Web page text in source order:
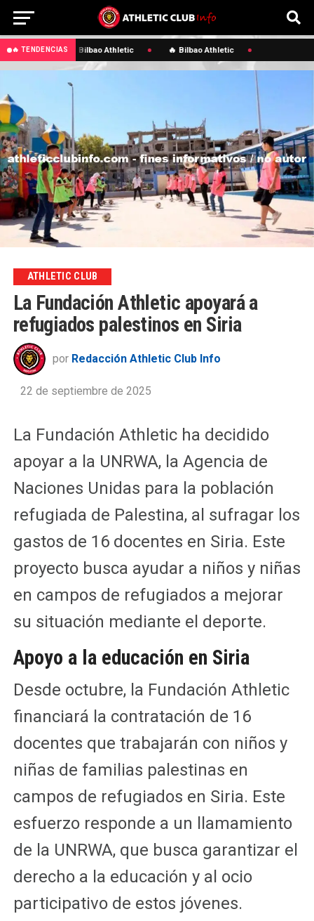
🔥 TENDENCIAS🔥 Bilbao Athletic 🔥 Bilbao Athletic
ATHLETIC CLUB
La Fundación Athletic apoyará a
refugiados palestinos en Siria
por Redacción Athletic Club Info
22 de septiembre de 2025
La Fundación Athletic ha decidido
apoyar a la UNRWA, la Agencia de
Naciones Unidas para la población
refugiada de Palestina, al sufragar los
gastos de 16 docentes en Siria. Este
proyecto busca ayudar a niños y niñas
en campos de refugiados a mejorar
su situación mediante el deporte.
Apoyo a la educación en Siria
Desde octubre, la Fundación Athletic
financiará la contratación de 16
docentes que trabajarán con niños y
niñas de familias palestinas en
campos de refugiados en Siria. Este
esfuerzo responde a un llamamiento
de la UNRWA, que busca garantizar el
derecho a la educación y al ocio
participativo de estos jóvenes.